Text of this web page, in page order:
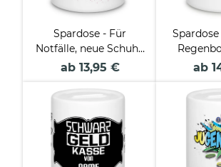
Spardose - Für
Notfälle, neue Schuhe
oder so
ab 13,95 €
mit
ab